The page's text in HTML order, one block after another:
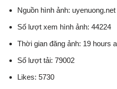
Nguồn hình ảnh: uyenuong.net
Số lượt xem hình ảnh: 44224
Thời gian đăng ảnh: 19 hours
Số lượt tải: 79002
Likes: 5730